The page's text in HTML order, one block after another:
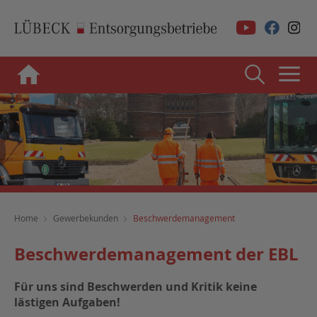
Home Gewerbekunden Beschwerdemanagement
Beschwerdemanagement der EBL
Für uns sind Beschwerden und Kritik keine
lästigen Aufgaben!